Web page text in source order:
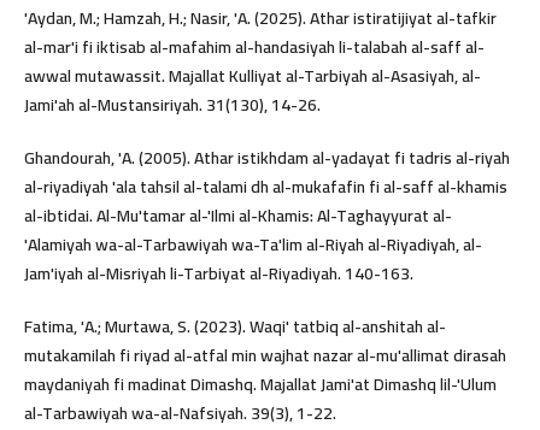
'Aydan, M.; Hamzah, H.; Nasir, 'A. (2025). Athar istiratijiyat al-tafkir
al-mar'i fi iktisab al-mafahim al-handasiyah li-talabah al-saff al-
awwal mutawassit. Majallat Kulliyat al-Tarbiyah al-Asasiyah, al-
Jami'ah al-Mustansiriyah. 31(130), 14-26.
Ghandourah, 'A. (2005). Athar istikhdam al-yadayat fi tadris al-riyah
al-riyadiyah 'ala tahsil al-talami dh al-mukafafin fi al-saff al-khamis
al-ibtidai. Al-Mu'tamar al-'Ilmi al-Khamis: Al-Taghayyurat al-
'Alamiyah wa-al-Tarbawiyah wa-Ta'lim al-Riyah al-Riyadiyah, al-
Jam'iyah al-Misriyah li-Tarbiyat al-Riyadiyah. 140-163.
Fatima, 'A.; Murtawa, S. (2023). Waqi' tatbiq al-anshitah al-
mutakamilah fi riyad al-atfal min wajhat nazar al-mu'allimat dirasah
maydaniyah fi madinat Dimashq. Majallat Jami'at Dimashq lil-'Ulum
al-Tarbawiyah wa-al-Nafsiyah. 39(3), 1-22.